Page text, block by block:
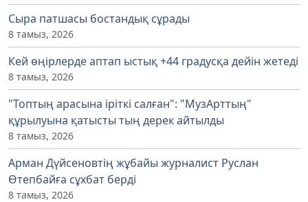
Сыра патшасы бостандық сұрады
8 тамыз, 2026
Кей өңірлерде аптап ыстық +44 градусқа дейін жетеді
8 тамыз, 2026
"Топтың арасына іріткі салған": "МузАрттың"
құрылуына қатысты тың дерек айтылды
8 тамыз, 2026
Арман Дүйсеновтің жұбайы журналист Руслан
Өтепбайға сұхбат берді
8 тамыз, 2026